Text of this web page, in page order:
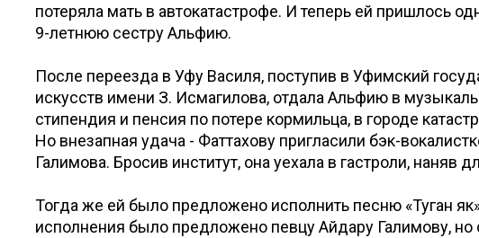
потеряла мать в автокатастрофе. И теперь ей пришлось
9-летнюю сестру Альфию.
После переезда в Уфу Василя, поступив в Уфимский
искусств имени З. Исмагилова, отдала Альфию в
стипендия и пенсия по потере кормильца, в городе
Но внезапная удача - Фаттахову пригласили бэк-
Галимова. Бросив институт, она уехала в гастроли, наняв
Тогда же ей было предложено исполнить песню «Туган
исполнения было предложено певцу Айдару Галимову, но